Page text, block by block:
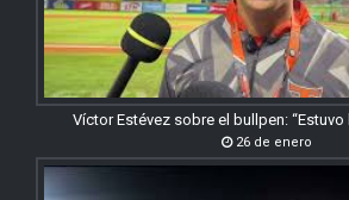
Víctor Estévez sobre el bullpen:
26 de enero